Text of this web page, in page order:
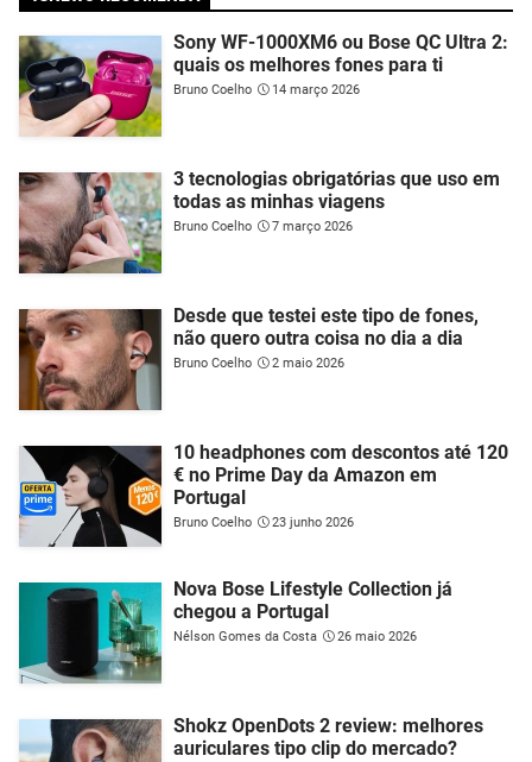
Sony WF-1000XM6 ou Bose QC Ultra 2:
quais os melhores fones para ti
Bruno Coelho 14 março 2026
3 tecnologias obrigatórias que uso em
todas as minhas viagens
Bruno Coelho 7 março 2026
Desde que testei este tipo de fones,
não quero outra coisa no dia a dia
Bruno Coelho 2 maio 2026
10 headphones com descontos até 120
€ no Prime Day da Amazon em
Portugal
Bruno Coelho 23 junho 2026
Nova Bose Lifestyle Collection já
chegou a Portugal
Nélson Gomes da Costa 26 maio 2026
Shokz OpenDots 2 review: melhores
auriculares tipo clip do mercado?